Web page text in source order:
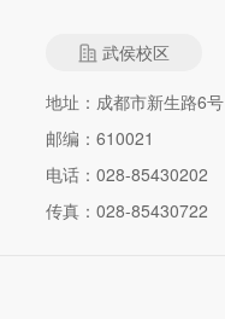
武侯校区
地址：成都市新生路6号
邮编：610021
电话：028-85430202
传真：028-85430722